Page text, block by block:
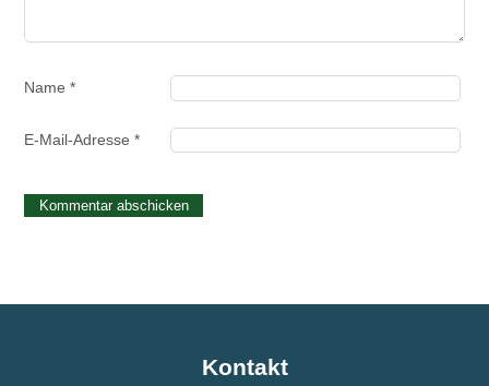
Name*
E-Mail-Adresse*
Kontakt